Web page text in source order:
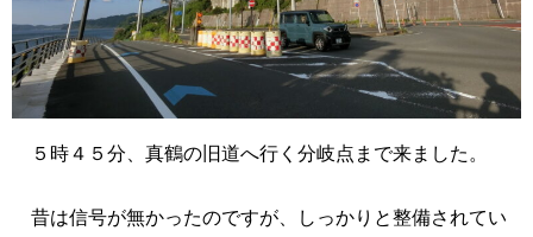
５時４５分、真鶴の旧道へ行く分岐点まで来ました。
昔は信号が無かったのですが、しっかりと整備されてい